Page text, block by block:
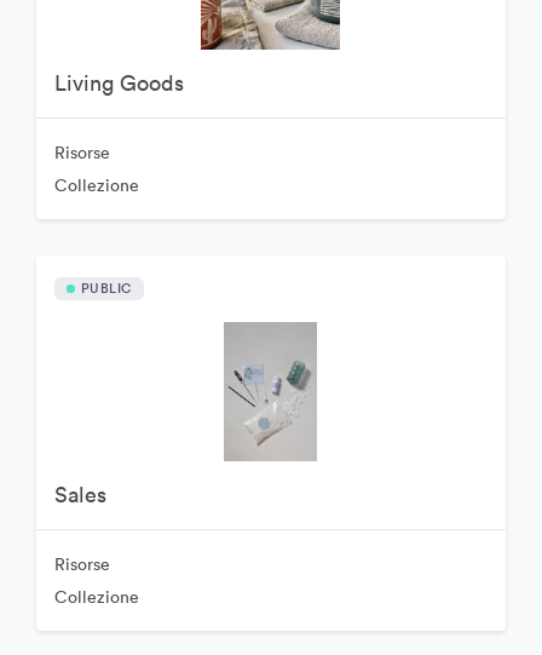
Living Goods
Risorse
Collezione
PUBLIC
Sales
Risorse
Collezione